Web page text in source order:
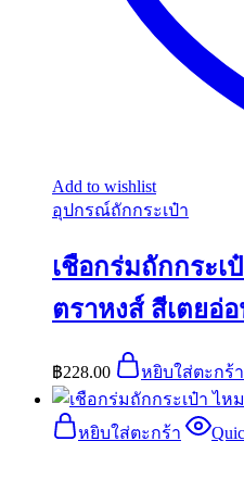
Add to wishlist
อุปกรณ์ถักกระเป๋า
เชือกร่มถักกระเ
ตราหงส์ สีเตยอ่
฿228.00 หยิบใส่ตะกร้า
หยิบใส่ตะกร้า